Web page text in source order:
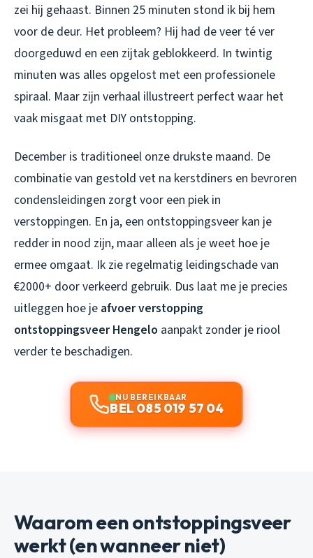
zei hij gehaast. Binnen 25 minuten stond ik bij hem
voor de deur. Het probleem? Hij had de veer té ver
doorgeduwd en een zijtak geblokkeerd. In twintig
minuten was alles opgelost met een professionele
spiraal. Maar zijn verhaal illustreert perfect waar het
vaak misgaat met DIY ontstopping.
December is traditioneel onze drukste maand. De
combinatie van gestold vet na kerstdiners en bevroren
condensleidingen zorgt voor een piek in
verstoppingen. En ja, een ontstoppingsveer kan je
redder in nood zijn, maar alleen als je weet hoe je
ermee omgaat. Ik zie regelmatig leidingschade van
€2000+ door verkeerd gebruik. Dus laat me je precies
uitleggen hoe je afvoer verstopping
ontstoppingsveer Hengelo aanpakt zonder je riool
verder te beschadigen.
NU BEREIKBAAR
BEL 085 019 57 04
Waarom een ontstoppingsveer
werkt (en wanneer niet)